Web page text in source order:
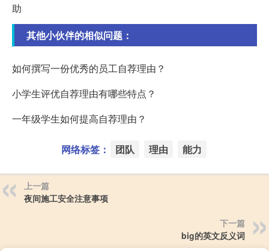
助
其他小伙伴的相似问题：
如何撰写一份优秀的员工自荐理由？
小学生评优自荐理由有哪些特点？
一年级学生如何提高自荐理由？
网络标签： 团队 理由 能力
上一篇
夜间施工安全注意事项
下一篇
big的英文反义词